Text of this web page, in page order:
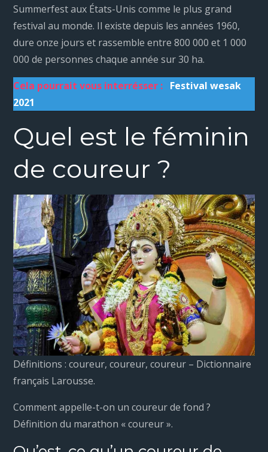
Summerfest aux États-Unis comme le plus grand
festival au monde. Il existe depuis les années 1960,
dure onze jours et rassemble entre 800 000 et 1 000
000 de personnes chaque année sur 30 ha.
Cela pourrait vous interrésser : Festival wesak
2021
Quel est le féminin
de coureur ?
Définitions : coureur, coureur, coureur – Dictionnaire
français Larousse.
Comment appelle-t-on un coureur de fond ?
Définition du marathon « coureur ».